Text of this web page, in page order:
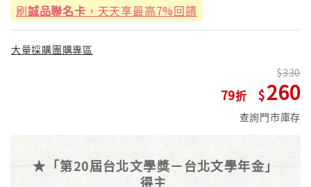
刷誠品聯名卡 ，天天享最高7%回饋
大量採購團購專區
79
330
260
查詢門市庫存
★「第20屆台北文學獎－台北文學年金」
得主